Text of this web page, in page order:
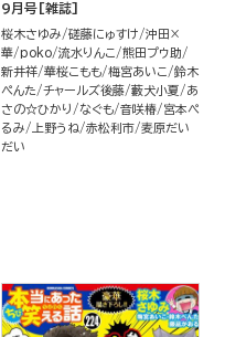
9月号[雑誌]
桜木さゆみ 磋藤にゅすけ
沖田×
華
poko 流水りんこ
熊田プウ助
新井祥 華桜こもも 梅宮あいこ
鈴木
ぺんた
チャールズ後藤 藪犬小夏
あ
さの☆ひかり
なぐも 音咲椿
宮本ぺ
るみ
上野うね 赤松利市 麦原だい
だい